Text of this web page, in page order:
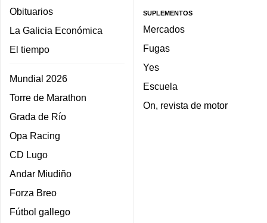
Obituarios
La Galicia Económica
El tiempo
Mundial 2026
Torre de Marathon
Grada de Río
Opa Racing
CD Lugo
Andar Miudiño
Forza Breo
Fútbol gallego
SUPLEMENTOS
Mercados
Fugas
Yes
Escuela
On, revista de motor